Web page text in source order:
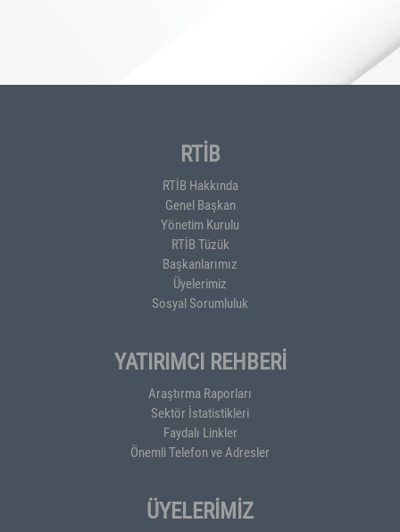
RTİB
RTİB Hakkında
Genel Başkan
Yönetim Kurulu
RTİB Tüzük
Başkanlarımız
Üyelerimiz
Sosyal Sorumluluk
YATIRIMCI REHBERİ
Araştırma Raporları
Sektör İstatistikleri
Faydalı Linkler
Önemli Telefon ve Adresler
ÜYELERİMİZ